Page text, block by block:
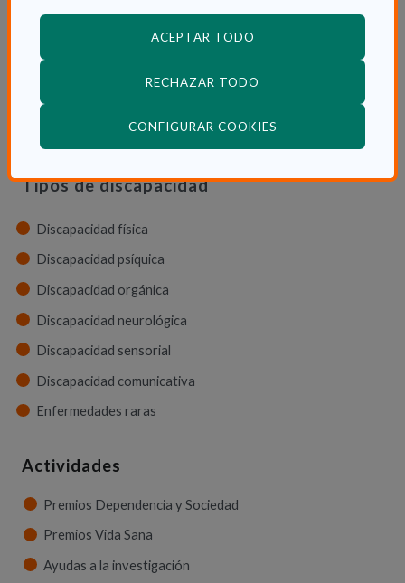
ACEPTAR TODO
RECHAZAR TODO
CONFIGURAR COOKIES
Ayudas económicas
Tipos de discapacidad
Discapacidad física
Discapacidad psíquica
Discapacidad orgánica
Discapacidad neurológica
Discapacidad sensorial
Discapacidad comunicativa
Enfermedades raras
Actividades
Premios Dependencia y Sociedad
Premios Vida Sana
Ayudas a la investigación